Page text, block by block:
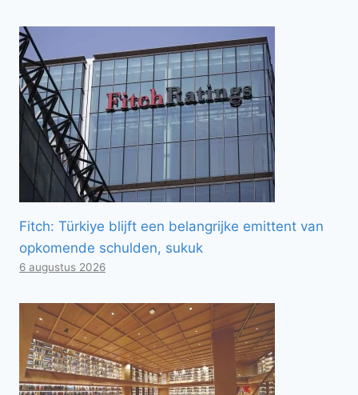
Fitch: Türkiye blijft een belangrijke emittent van
opkomende schulden, sukuk
6 augustus 2026